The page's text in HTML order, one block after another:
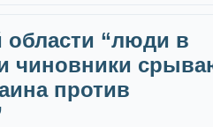
области “люди в
чиновники
против